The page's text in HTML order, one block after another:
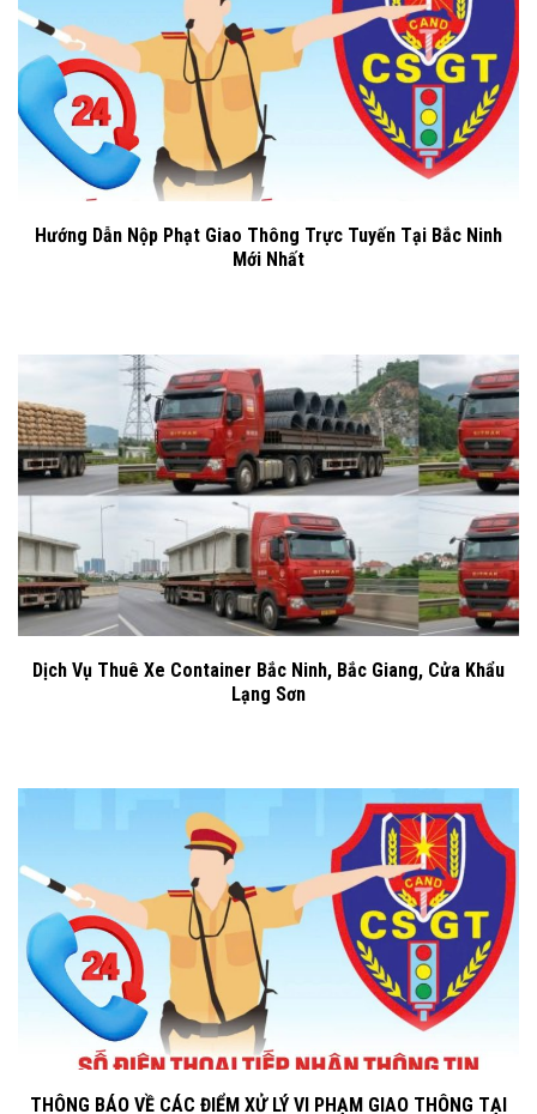
Hướng Dẫn Nộp Phạt Giao Thông Trực Tuyến Tại Bắc Ninh
Mới Nhất
Dịch Vụ Thuê Xe Container Bắc Ninh, Bắc Giang, Cửa Khẩu
Lạng Sơn
THÔNG BÁO VỀ CÁC ĐIỂM XỬ LÝ VI PHẠM GIAO THÔNG TẠI